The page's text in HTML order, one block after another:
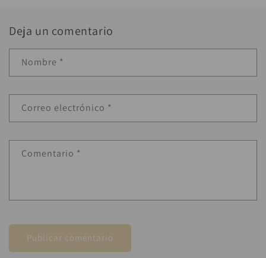
Deja un comentario
Nombre *
Correo electrónico *
Comentario *